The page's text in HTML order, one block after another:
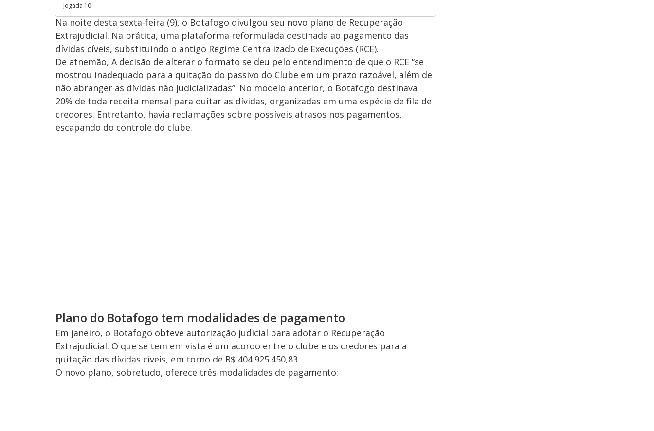
Jogada 10
Na noite desta sexta-feira (9), o Botafogo divulgou seu novo plano de Recuperação
Extrajudicial. Na prática, uma plataforma reformulada destinada ao pagamento das
dívidas cíveis, substituindo o antigo Regime Centralizado de Execuções (RCE).
De atnemão, A decisão de alterar o formato se deu pelo entendimento de que o RCE “se
mostrou inadequado para a quitação do passivo do Clube em um prazo razoável, além de
não abranger as dívidas não judicializadas”. No modelo anterior, o Botafogo destinava
20% de toda receita mensal para quitar as dívidas, organizadas em uma espécie de fila de
credores. Entretanto, havia reclamações sobre possíveis atrasos nos pagamentos,
escapando do controle do clube.
Plano do Botafogo tem modalidades de pagamento
Em janeiro, o Botafogo obteve autorização judicial para adotar o Recuperação
Extrajudicial. O que se tem em vista é um acordo entre o clube e os credores para a
quitação das dívidas cíveis, em torno de R$ 404.925.450,83.
O novo plano, sobretudo, oferece três modalidades de pagamento: